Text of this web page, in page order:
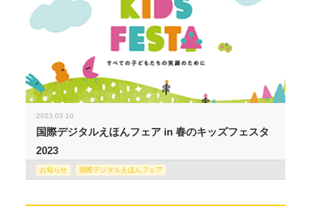
2023.03.10
国際デジタルえほんフェア in 春のキッズフェスタ
2023
お知らせ 国際デジタルえほんフェア